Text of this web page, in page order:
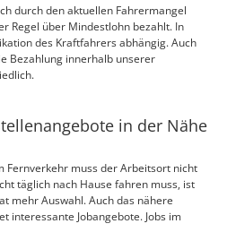
durch den aktuellen Fahrermangel
Regel über Mindestlohn bezahlt. In
des Kraftfahrers abhängig. Auch
Bezahlung innerhalb unserer
in der Nähe
Fernverkehr muss der Arbeitsort nicht
täglich nach Hause fahren muss, ist
mehr Auswahl. Auch das nähere
interessante Jobangebote. Jobs im